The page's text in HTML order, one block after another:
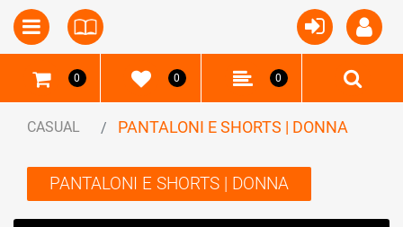
Open Open menu
0 0 0
CASUAL PANTALONI E SHORTS | DONNA
PANTALONI E SHORTS | DONNA